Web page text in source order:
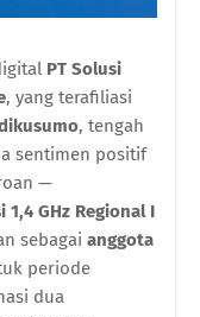
PT Solusi
, yang terafiliasi
, tengah
sentimen positif
—
GHz Regional I
sebagai anggota
periode
dua